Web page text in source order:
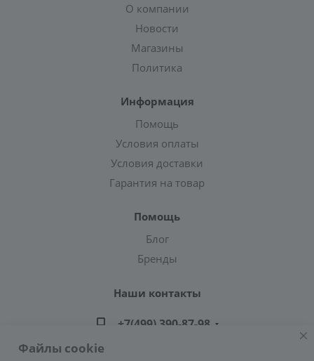
О компании
Новости
Магазины
Политика
Информация
Помощь
Условия оплаты
Условия доставки
Гарантия на товар
Помощь
Блог
Бренды
Наши контакты
+7(499) 390-87-98
Файлы cookie